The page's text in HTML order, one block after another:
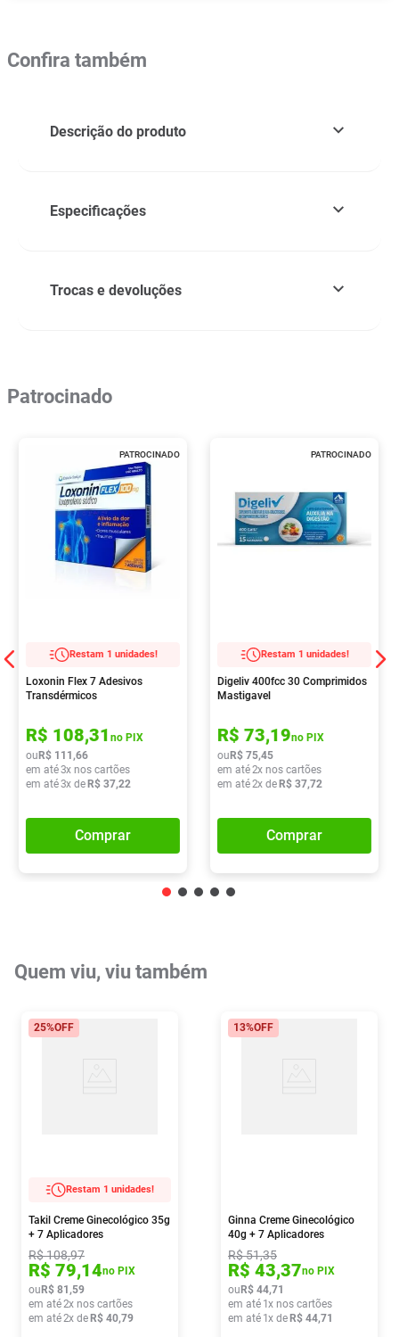
Confira também
Descrição do produto
Especificações
Trocas e devoluções
Patrocinado
PATROCINADO
Restam 1 unidades!
Loxonin Flex 7 Adesivos
Transdérmicos
R$ 108,31 no PIX
ou R$ 111 ,66
em até3x nos cartões
em até3x de R$ 37,22
Comprar
PATROCINADO
Restam 1 unidades!
Digeliv 400fcc 30 Comprimidos
Mastigavel
R$ 73,19no PIX
ou R$ 75,45
em até2x nos cartões
em até2x de R$ 37,72
Comprar
Quem viu, viu também
25%OFF
Restam 1 unidades!
Takil Creme Ginecológico 35g
+ 7 Aplicadores
R$108,97
R$ 79,14no PIX
ou R$ 81 ,59
em até2x nos cartões
em até2x de R$ 40,79
13%OFF
Ginna Creme Ginecológico
40g + 7 Aplicadores
R$51,35
R$ 43,37no PIX
ou R$ 44,71
em até 1x nos cartões
em até 1x de R$ 44,71